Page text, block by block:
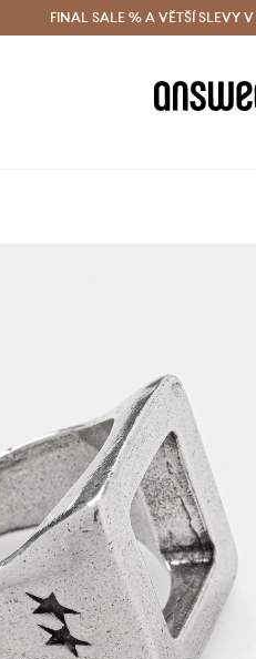
zdarma (od 1800 Kč)
FINAL SALE % A VĚTŠÍ SLEVY